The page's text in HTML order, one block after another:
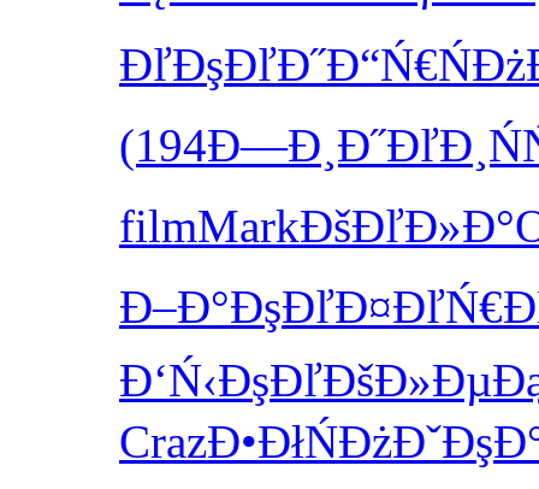
ĐľĐşĐľĐ˝Đ“Ń€ŃĐż
(194Đ—Đ¸Đ˝Đľ
filmMarkĐšĐľĐ»Đ°
Đ–Đ°ĐşĐľ
Đ‘Ń‹ĐşĐľ
CrazĐ•ĐłŃĐż